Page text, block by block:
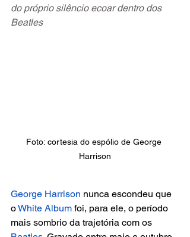
do próprio silêncio ecoar dentro dos
Beatles
Foto: cortesia do espólio de George
Harrison
George Harrison nunca escondeu que
o White Album foi, para ele, o período
mais sombrio da trajetória com os